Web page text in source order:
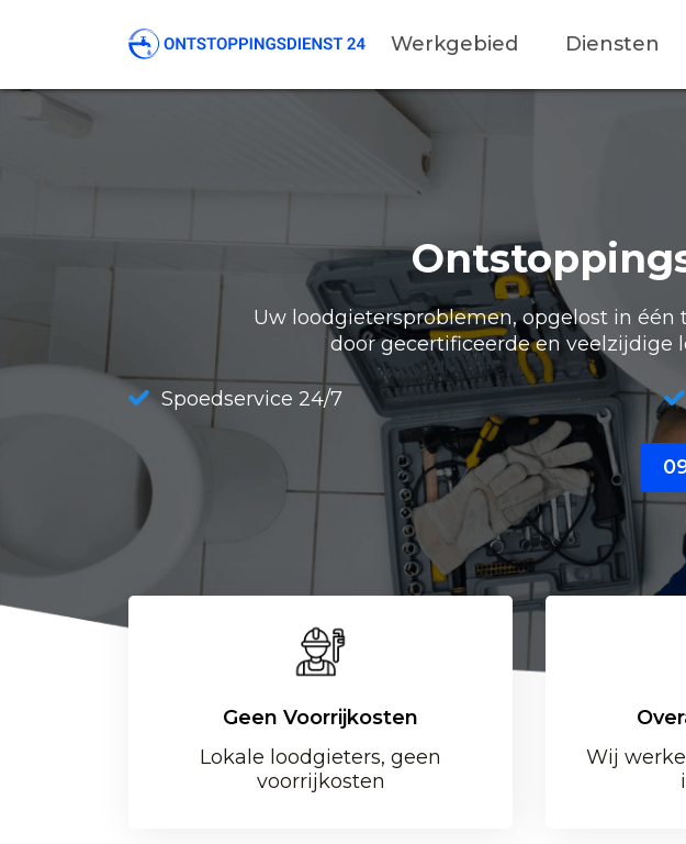
Werkgebied Diensten
Uw loodgietersproblemen, opgelost in
door gecertificeerde en veelzijdige
Spoedservice 24/7
Geen Voorrijkosten
Lokale loodgieters, geen
voorrijkosten
Wij